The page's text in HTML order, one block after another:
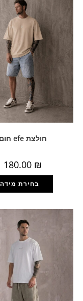
חולצת efe חום
180.00 ₪